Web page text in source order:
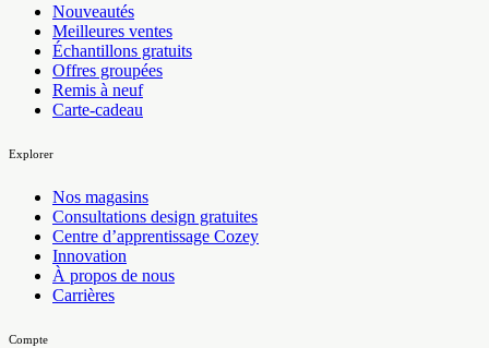
Nouveautés
Meilleures ventes
Échantillons gratuits
Offres groupées
Remis à neuf
Carte-cadeau
Explorer
Nos magasins
Consultations design gratuites
Centre d’apprentissage Cozey
Innovation
À propos de nous
Carrières
Compte